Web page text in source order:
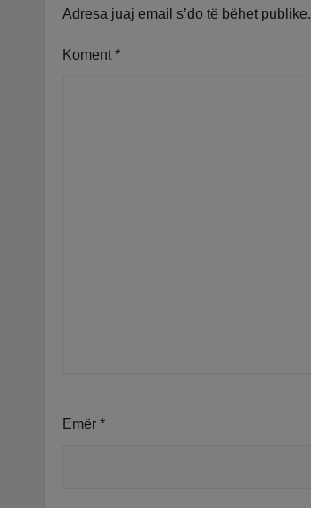
Adresa juaj email s’do të bëhet publike.
Koment *
Emër *